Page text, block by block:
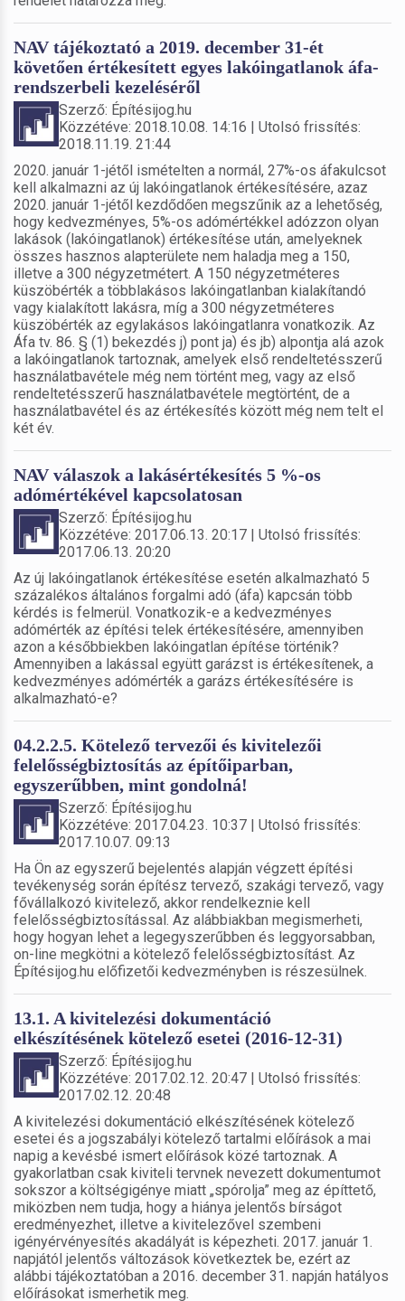
NAV tájékoztató a 2019. december 31-ét
követően értékesített egyes lakóingatlanok áfa-
rendszerbeli kezeléséről
Szerző: Építésijog.hu
Közzétéve: 2018.10.08. 14:16 | Utolsó frissítés:
2018.11.19. 21:44
2020. január 1-jétől ismételten a normál, 27%-os áfakulcsot
kell alkalmazni az új lakóingatlanok értékesítésére, azaz
2020. január 1-jétől kezdődően megszűnik az a lehetőség,
hogy kedvezményes, 5%-os adómértékkel adózzon olyan
lakások (lakóingatlanok) értékesítése után, amelyeknek
összes hasznos alapterülete nem haladja meg a 150,
illetve a 300 négyzetmétert. A 150 négyzetméteres
küszöbérték a többlakásos lakóingatlanban kialakítandó
vagy kialakított lakásra, míg a 300 négyzetméteres
küszöbérték az egylakásos lakóingatlanra vonatkozik. Az
Áfa tv. 86. § (1) bekezdés j) pont ja) és jb) alpontja alá azok
a lakóingatlanok tartoznak, amelyek első rendeltetésszerű
használatbavétele még nem történt meg, vagy az első
rendeltetésszerű használatbavétele megtörtént, de a
használatbavétel és az értékesítés között még nem telt el
két év.
NAV válaszok a lakásértékesítés 5 %-os
adómértékével kapcsolatosan
Szerző: Építésijog.hu
Közzétéve: 2017.06.13. 20:17 | Utolsó frissítés:
2017.06.13. 20:20
Az új lakóingatlanok értékesítése esetén alkalmazható 5
százalékos általános forgalmi adó (áfa) kapcsán több
kérdés is felmerül. Vonatkozik-e a kedvezményes
adómérték az építési telek értékesítésére, amennyiben
azon a későbbiekben lakóingatlan építése történik?
Amennyiben a lakással együtt garázst is értékesítenek, a
kedvezményes adómérték a garázs értékesítésére is
alkalmazható-e?
04.2.2.5. Kötelező tervezői és kivitelezői
felelősségbiztosítás az építőiparban,
egyszerűbben, mint gondolná!
Szerző: Építésijog.hu
Közzétéve: 2017.04.23. 10:37 | Utolsó frissítés:
2017.10.07. 09:13
Ha Ön az egyszerű bejelentés alapján végzett építési
tevékenység során építész tervező, szakági tervező, vagy
fővállalkozó kivitelező, akkor rendelkeznie kell
felelősségbiztosítással. Az alábbiakban megismerheti,
hogy hogyan lehet a legegyszerűbben és leggyorsabban,
on-line megkötni a kötelező felelősségbiztosítást. Az
Építésijog.hu előfizetői kedvezményben is részesülnek.
13.1. A kivitelezési dokumentáció
elkészítésének kötelező esetei (2016-12-31)
Szerző: Építésijog.hu
Közzétéve: 2017.02.12. 20:47 | Utolsó frissítés:
2017.02.12. 20:48
A kivitelezési dokumentáció elkészítésének kötelező
esetei és a jogszabályi kötelező tartalmi előírások a mai
napig a kevésbé ismert előírások közé tartoznak. A
gyakorlatban csak kiviteli tervnek nevezett dokumentumot
sokszor a költségigénye miatt „spórolja” meg az építtető,
miközben nem tudja, hogy a hiánya jelentős bírságot
eredményezhet, illetve a kivitelezővel szembeni
igényérvényesítés akadályát is képezheti. 2017. január 1.
napjától jelentős változások következtek be, ezért az
alábbi tájékoztatóban a 2016. december 31. napján hatályos
előírásokat ismerhetik meg.